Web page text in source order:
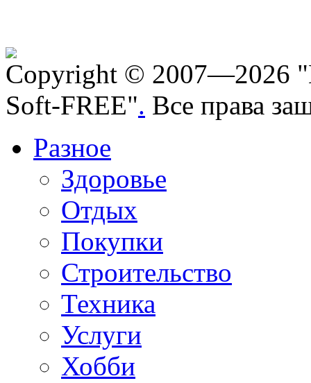
Copyright © 2007—2026
Soft-FREE". Все права
Разное
Здоровье
Отдых
Покупки
Строительство
Техника
Услуги
Хобби